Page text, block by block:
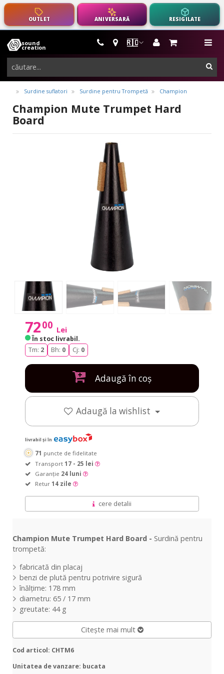
OUTLET ANIVERSARĂ RESIGILATE
🇷🇴
sound
creation
instrumente
muzicale,
echipamente
pro-
audio
Surdine suflatori Surdine pentru Trompetă Champion
Champion Mute Trumpet Hard
Board
7200 Lei
În stoc livrabil.
Tm: 2 Bh: 0 Cj: 0
Adaugă în coș
Adaugă la wishlist
livrabil și în
71 puncte de fidelitate
Transport 17 - 25 lei
Garanție 24 luni
Retur 14 zile
cere detalii
Champion Mute Trumpet Hard Board - Surdină pentru
trompetă:
fabricată din placaj
benzi de plută pentru potrivire sigură
înălțime: 178 mm
diametru: 65 / 17 mm
greutate: 44 g
Citește mai mult
Cod articol: CHTM6
Unitatea de vanzare: bucata